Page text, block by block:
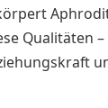
Qualitäten